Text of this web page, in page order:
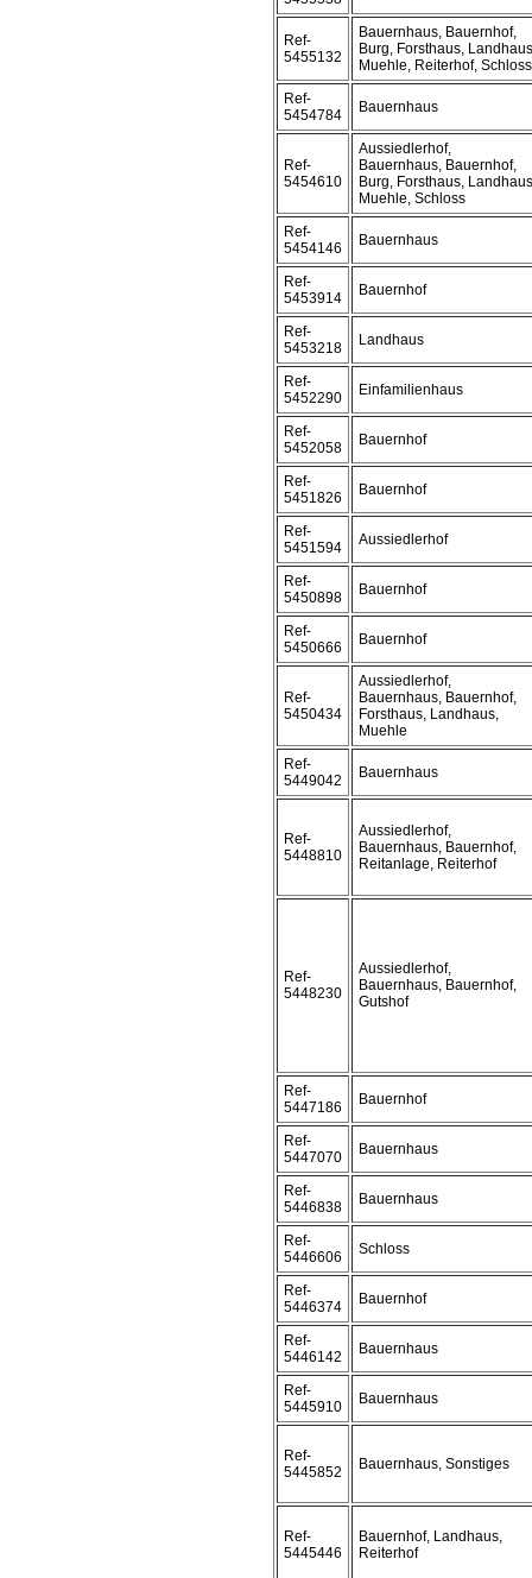
Ref-
5455132
Bauernhaus, Bauernhof,
Burg, Forsthaus,
Muehle, Reiterhof, Schloss
Ref-
5454784
Bauernhaus
Ref-
5454610
Aussiedlerhof,
Bauernhaus, Bauernhof,
Burg, Forsthaus,
Muehle, Schloss
Ref-
5454146
Bauernhaus
Ref-
5453914
Bauernhof
Ref-
5453218
Landhaus
Ref-
5452290
Einfamilienhaus
Ref-
5452058
Bauernhof
Ref-
5451826
Bauernhof
Ref-
5451594
Aussiedlerhof
Ref-
5450898
Bauernhof
Ref-
5450666
Bauernhof
Ref-
5450434
Aussiedlerhof,
Bauernhaus, Bauernhof,
Forsthaus, Landhaus,
Muehle
Ref-
5449042
Bauernhaus
Ref-
5448810
Aussiedlerhof,
Bauernhaus, Bauernhof,
Reitanlage, Reiterhof
Ref-
5448230
Aussiedlerhof,
Bauernhaus, Bauernhof,
Gutshof
Ref-
5447186
Bauernhof
Ref-
5447070
Bauernhaus
Ref-
5446838
Bauernhaus
Ref-
5446606
Schloss
Ref-
5446374
Bauernhof
Ref-
5446142
Bauernhaus
Ref-
5445910
Bauernhaus
Ref-
5445852
Bauernhaus, Sonstiges
Ref-
5445446
Bauernhof, Landhaus,
Reiterhof